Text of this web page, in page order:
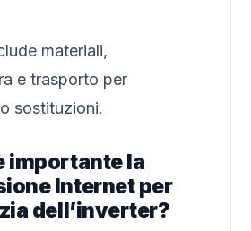
materiali,
e trasporto per
sostituzioni.
importante la
Internet per
dell’inverter?